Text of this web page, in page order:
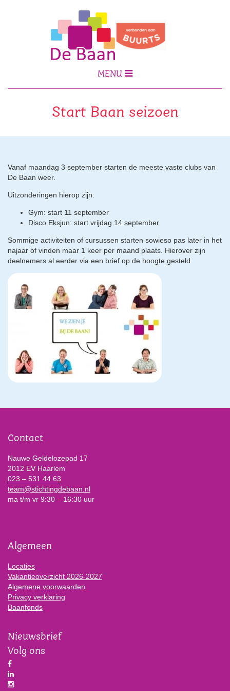
MENU
Start Baan seizoen
Vanaf maandag 3 september starten de meeste vaste clubs van
De Baan weer.
Uitzonderingen hierop zijn:
Gym: start 11 september
Disco Eksjun: start vrijdag 14 september
Sommige activiteiten of cursussen starten sowieso pas later in het
najaar of vinden maar 1 keer per maand plaats. Hierover zijn
deelnemers al eerder via een brief op de hoogte gesteld.
Contact
Nauwe Geldelozepad 17
2012 EV Haarlem
023 – 531 44 63
team@stichtingdebaan.nl
ma t/m vr 9:30 – 16:30 uur
Algemeen
Locaties
Vakantieoverzicht 2026-2027
Algemene voorwaarden
Privacy verklaring
Baanfonds
Nieuwsbrief
Volg ons